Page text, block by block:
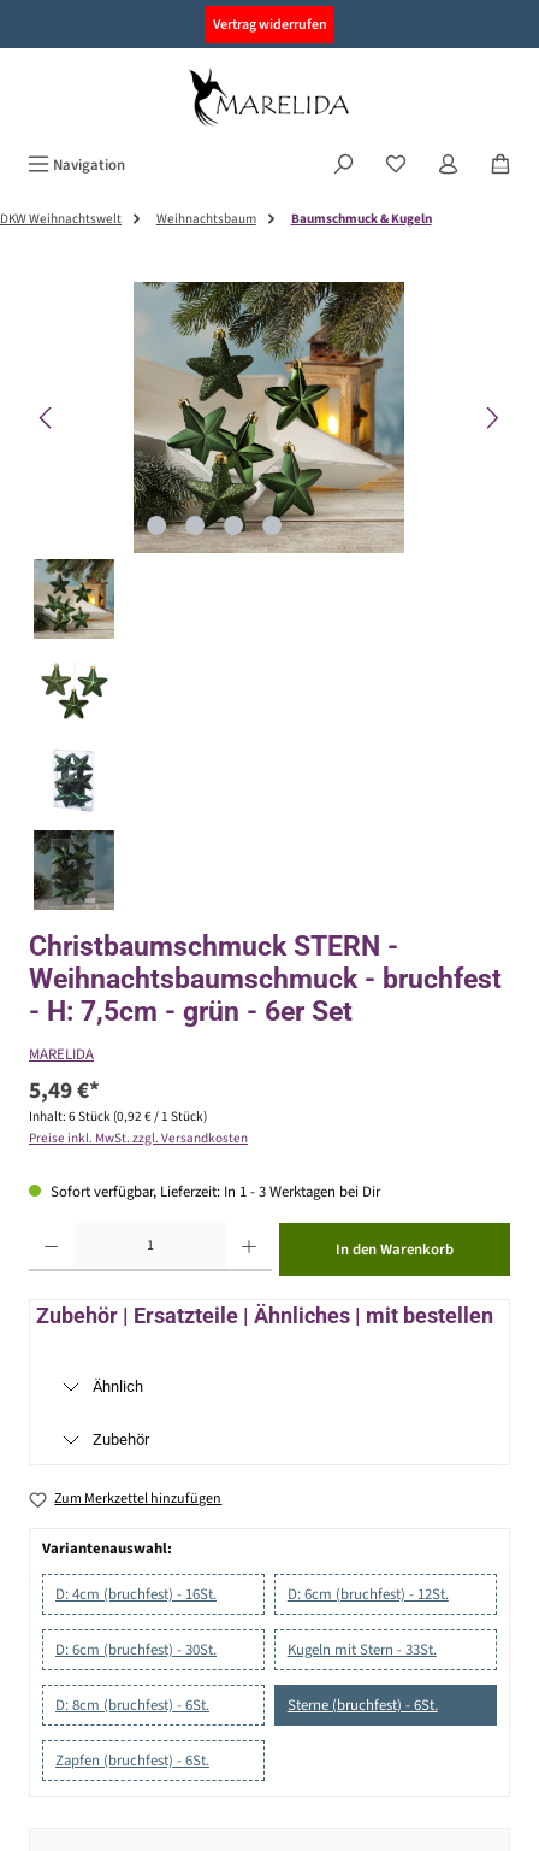
Vertrag widerrufen
Navigation
DKW Weihnachtswelt Weihnachtsbaum Baumschmuck & Kugeln
Bildergalerie überspringen
Christbaumschmuck STERN -
Weihnachtsbaumschmuck - bruchfest
- H: 7,5cm - grün - 6er Set
MARELIDA
5,49 €*
Inhalt: 6 Stück (0,92 € / 1 Stück)
Preise inkl. MwSt. zzgl. Versandkosten
Sofort verfügbar, Lieferzeit: In 1 - 3 Werktagen bei Dir
In den Warenkorb
Zubehör | Ersatzteile | Ähnliches | mit bestellen
Ähnlich
Zubehör
Zum Merkzettel hinzufügen
Variantenauswahl:
D: 4cm (bruchfest) - 16St. D: 6cm (bruchfest) - 12St.
D: 6cm (bruchfest) - 30St. Kugeln mit Stern - 33St.
D: 8cm (bruchfest) - 6St. Sterne (bruchfest) - 6St.
Zapfen (bruchfest) - 6St.